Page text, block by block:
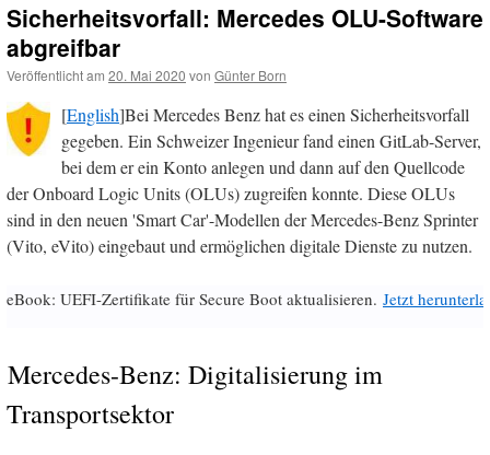
Sicherheitsvorfall: Mercedes OLU-Software
abgreifbar
Veröffentlicht am 20. Mai 2020 von Günter Born
[English]Bei Mercedes Benz hat es einen Sicherheitsvorfall
gegeben. Ein Schweizer Ingenieur fand einen GitLab-Server,
bei dem er ein Konto anlegen und dann auf den Quellcode
der Onboard Logic Units (OLUs) zugreifen konnte. Diese OLUs
sind in den neuen 'Smart Car'-Modellen der Mercedes-Benz Sprinter
(Vito, eVito) eingebaut und ermöglichen digitale Dienste zu nutzen.
eBook: UEFI-Zertifikate für Secure Boot aktualisieren. Jetzt
Mercedes-Benz: Digitalisierung im
Transportsektor